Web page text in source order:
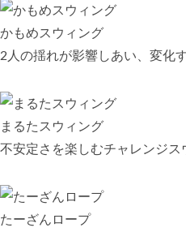
かもめスウィング
2人の揺れが影響しあい、変化
まるたスウィング
不安定さを楽しむチャレンジス
たーざんロープ